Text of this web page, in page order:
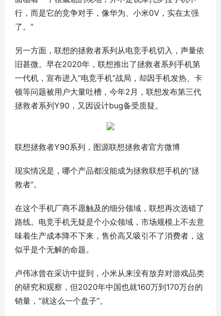
行，而是它的竞争对手，像华为、小米0V，实在太强
了。”
另一方面，联想的拯救者系列从电竞手机切入，声量依
旧甚微。早在2020年，联想推出了拯救者系列手机第
一代机，宣布进入“电竞手机”战局，却因手机发热、卡
顿等问题被用户大量吐槽，今年2月，联想发布第三代
拯救者系列Y90，又因设计bug备受质疑。
联想拯救者Y90系列，图源联想拯救者官方微博
现实情况是，哪个产品都没能成为拯救联想手机的“拯
救者”。
在这个手机厂商不愿触及的细分领域，联想再次选错了
路线。电竞手机无疑是个小众领域，市场规模上不去意
味着生产成本降不下来，售价高又吸引不了消费者，这
似乎是个无解的命题。
卢伟冰曾在采访中提到，小米从来没有放弃对游戏品类
的研究和观察，但2020年中国也就160万到170万台的
销量，“就这么一个盘子”。